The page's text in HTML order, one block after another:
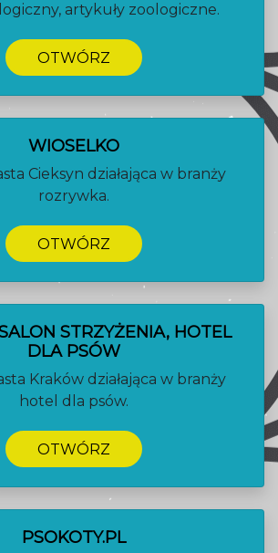
artykuły zoologiczne.
OTWÓRZ
WIOSELKO
Cieksyn działająca w branży
rozrywka.
OTWÓRZ
STRZYŻENIA, HOTEL
DLA PSÓW
Kraków działająca w branży
hotel dla psów.
OTWÓRZ
PSOKOTY.PL